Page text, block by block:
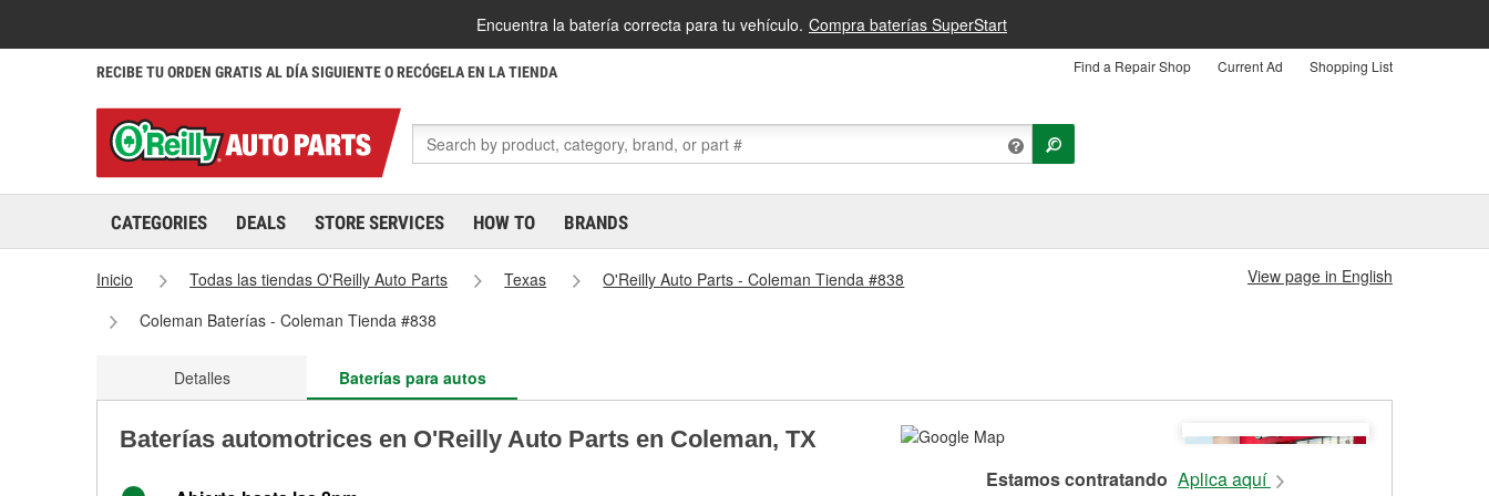
Encuentra la batería correcta para tu vehículo. Compra baterías SuperStart
RECIBE TU ORDEN GRATIS AL DÍA SIGUIENTE O RECÓGELA EN LA TIENDA Find a Repair Shop Current Ad Shopping List
CATEGORIES DEALS STORE SERVICES HOW TO BRANDS
Inicio Todas las tiendas O'Reilly Auto Parts Texas
O'Reilly Auto Parts - Coleman Tienda #838
Coleman Baterías - Coleman Tienda #838
View page in English
Detalles Baterías para autos
Baterías automotrices en O'Reilly Auto Parts en Coleman, TX
Estamos contratando Aplica aquí